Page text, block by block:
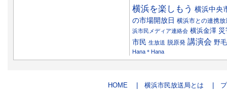
横浜を楽しもう 横浜中央
の市場開放日 横浜市との連携放
浜市民メディア連絡会 横浜金澤
市民 生放送 脱原発 講演会 野毛
Hana＊Hana
HOME | 横浜市民放送局とは | プ